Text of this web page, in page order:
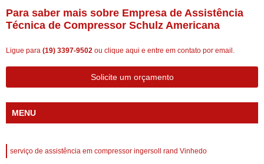
Para saber mais sobre Empresa de Assistência
Técnica de Compressor Schulz Americana
Ligue para (19) 3397-9502 ou clique aqui e entre em contato por email.
Solicite um orçamento
MENU
serviço de assistência em compressor ingersoll rand Vinhedo